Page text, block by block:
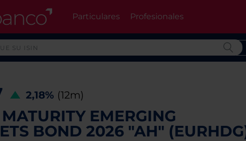
Particulares Profesionales
2,18% (12m)
EMERGING
BOND 2026 "AH"